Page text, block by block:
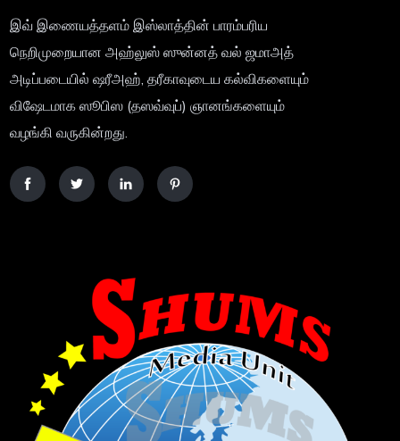
இவ் இணையத்தளம் இஸ்லாத்தின் பாரம்பரிய
நெறிமுறையான அஹ்லுஸ் ஸுன்னத் வல் ஜமாஅத்
அடிப்படையில் ஷரீஅஹ், தரீகாவுடைய கல்விகளையும்
விஷேடமாக ஸூபிஸ (தஸவ்வுப்) ஞானங்களையும்
வழங்கி வருகின்றது.